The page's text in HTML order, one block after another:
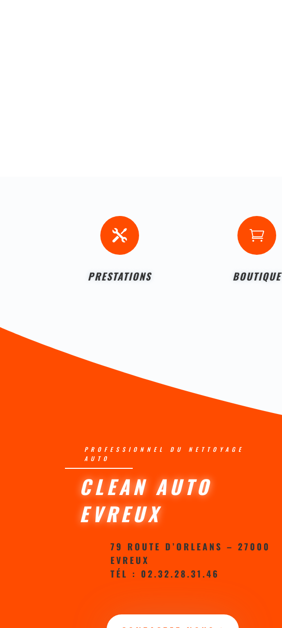

PRESTATIONS

BOUTIQUE
PROFESSIONNEL DU NETTOYAGE
AUTO
CLEAN AUTO
EVREUX
79 ROUTE D’ORLEANS – 27000
EVREUX
TÉL : 02.32.28.31.46